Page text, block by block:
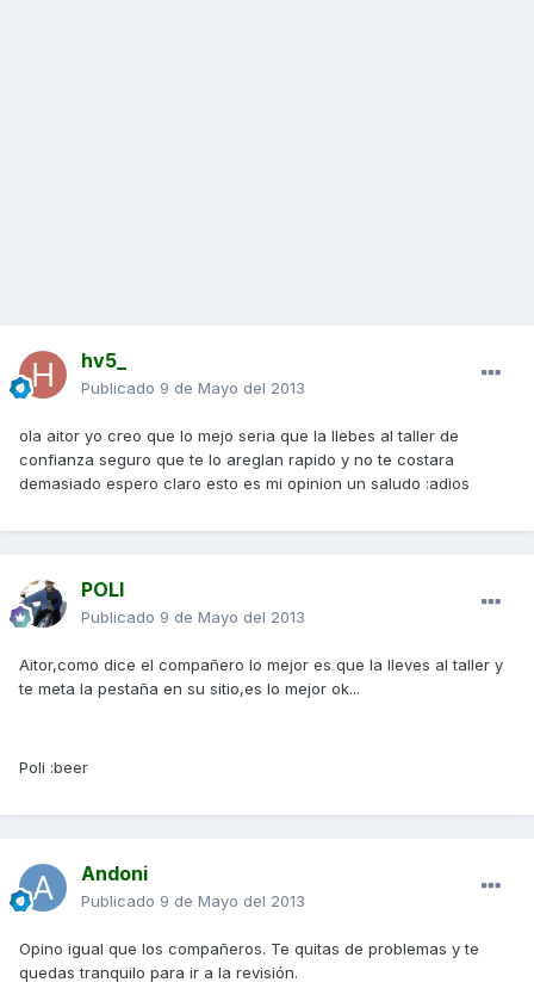
hv5_
Publicado 9 de Mayo del 2013
ola aitor yo creo que lo mejo seria que la llebes al taller de
confianza seguro que te lo areglan rapido y no te costara
demasiado espero claro esto es mi opinion un saludo :adios
POLI
Publicado 9 de Mayo del 2013
Aitor,como dice el compañero lo mejor es que la lleves al taller y
te meta la pestaña en su sitio,es lo mejor ok...
Poli :beer
Andoni
Publicado 9 de Mayo del 2013
Opino igual que los compañeros. Te quitas de problemas y te
quedas tranquilo para ir a la revisión.